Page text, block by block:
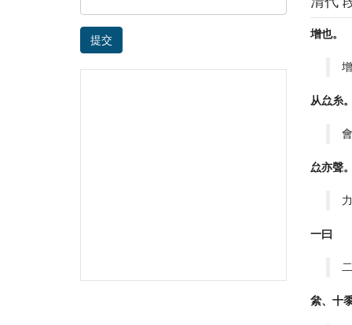
增也。
从厽糸
厽亦聲
一曰
絫、十
提交